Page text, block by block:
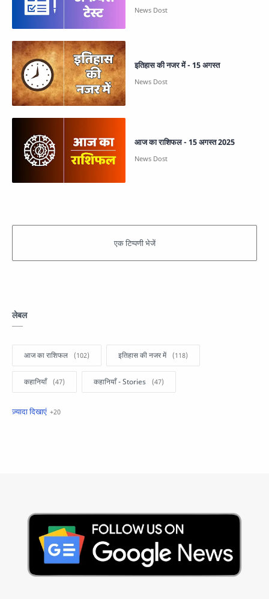
इतिहास की नजर में - 15 अगस्त
आज का राशिफल - 15 अगस्त 2025
लेबल
आज का राशिफल इतिहास की नजर में
कहानियाँ कहानियाँ - Stories
खबरें फटाफट
Hindi Stories International
Jobs and Education Lifestyle
Monthly Current Affairs National